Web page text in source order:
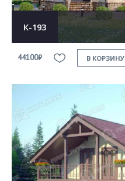
К-193
44100₽ В КОРЗИНУ